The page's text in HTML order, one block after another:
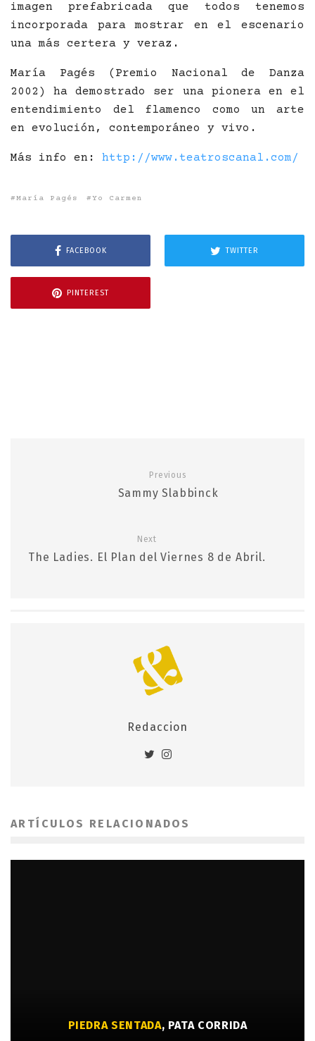
imagen prefabricada que todos tenemos
incorporada para mostrar en el escenario
una más certera y veraz.
María Pagés (Premio Nacional de Danza
2002) ha demostrado ser una pionera en el
entendimiento del flamenco como un arte
en evolución, contemporáneo y vivo.
Más info en: http://www.teatroscanal.com/
María Pagés Yo Carmen
FACEBOOK TWITTER
PINTEREST
Previous
Sammy Slabbinck
Next
The Ladies. El Plan del Viernes 8 de Abril.
Redaccion
ARTÍCULOS RELACIONADOS
PIEDRA SENTADA, PATA CORRIDA